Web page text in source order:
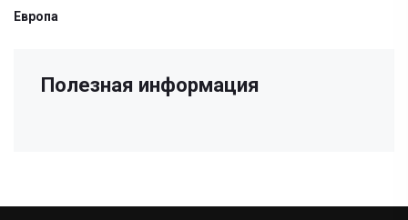
Европа
Полезная информация